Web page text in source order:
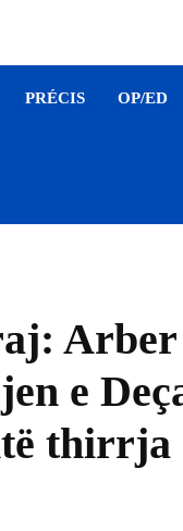
PRÉCIS OP/ED
e
thirrja